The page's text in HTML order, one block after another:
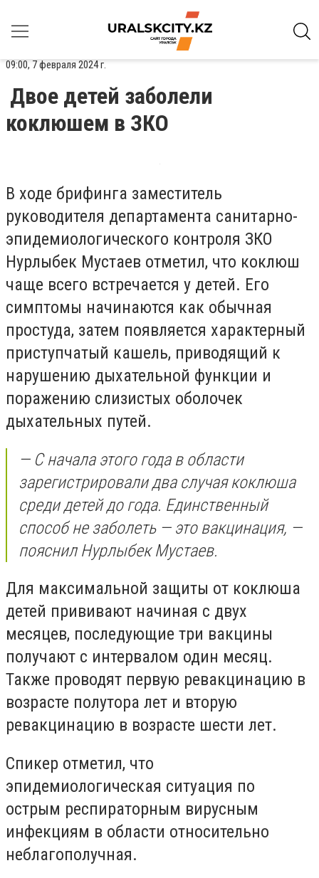
09:00, 7 февраля 2024 г.
Двое детей заболели
коклюшем в ЗКО
В ходе брифинга заместитель
руководителя департамента санитарно-
эпидемиологического контроля ЗКО
Нурлыбек Мустаев отметил, что коклюш
чаще всего встречается у детей. Его
симптомы начинаются как обычная
простуда, затем появляется характерный
приступчатый кашель, приводящий к
нарушению дыхательной функции и
поражению слизистых оболочек
дыхательных путей.
— С начала этого года в области
зарегистрировали два случая коклюша
среди детей до года. Единственный
способ не заболеть — это вакцинация, —
пояснил Нурлыбек Мустаев.
Для максимальной защиты от коклюша
детей прививают начиная с двух
месяцев, последующие три вакцины
получают с интервалом один месяц.
Также проводят первую ревакцинацию в
возрасте полутора лет и вторую
ревакцинацию в возрасте шести лет.
Спикер отметил, что
эпидемиологическая ситуация по
острым респираторным вирусным
инфекциям в области относительно
неблагополучная.